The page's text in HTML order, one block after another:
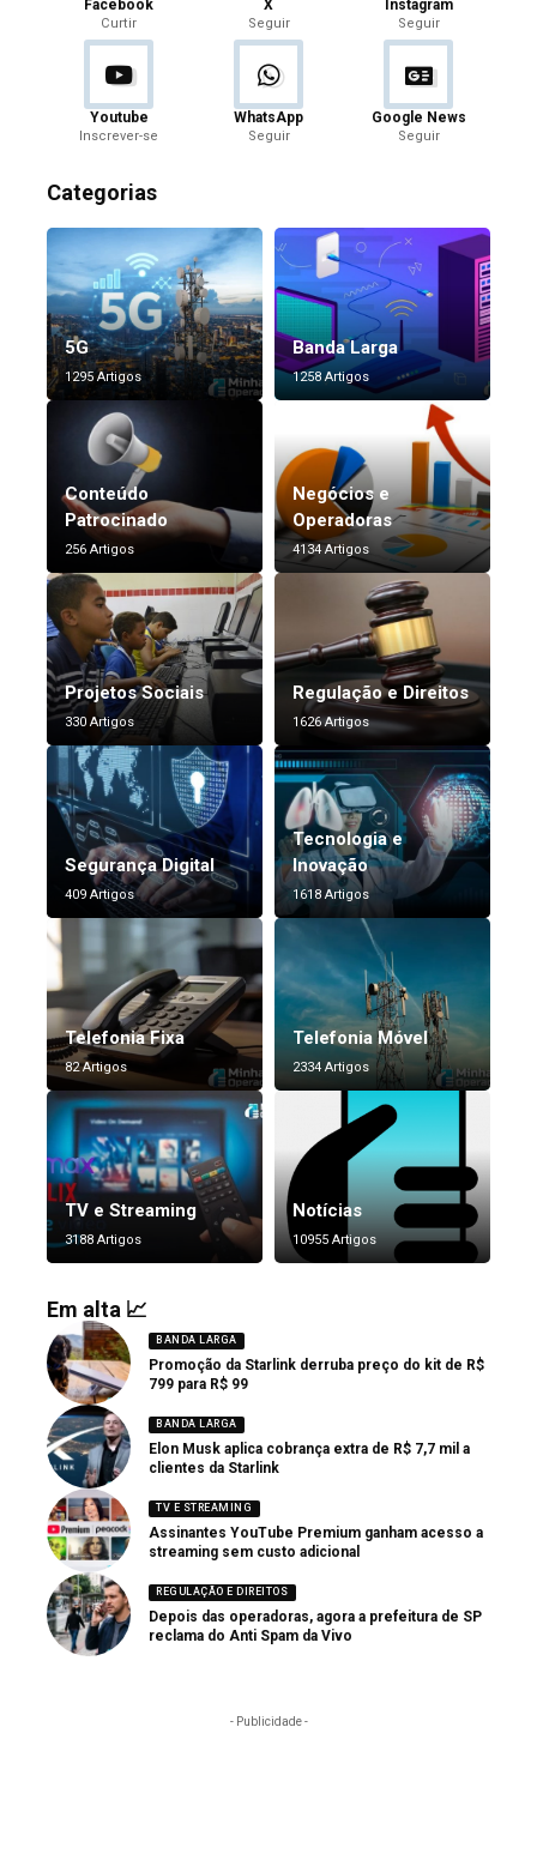
Facebook
Curtir
X
Seguir
Instagram
Seguir
Youtube
Inscrever-se
WhatsApp
Seguir
Google News
Seguir
Categorias
5G
1295 Artigos
Banda Larga
1258 Artigos
Conteúdo
Patrocinado
256 Artigos
Negócios e
Operadoras
4134 Artigos
Projetos Sociais
330 Artigos
Regulação e Direitos
1626 Artigos
Segurança Digital
409 Artigos
Tecnologia e
Inovação
1618 Artigos
Telefonia Fixa
82 Artigos
Telefonia Móvel
2334 Artigos
TV e Streaming
3188 Artigos
Notícias
10955 Artigos
Em alta 📈
BANDA LARGA
Promoção da Starlink derruba preço do kit de R$
799 para R$ 99
BANDA LARGA
Elon Musk aplica cobrança extra de R$ 7,7 mil a
clientes da Starlink
TV E STREAMING
Assinantes YouTube Premium ganham acesso a
streaming sem custo adicional
REGULAÇÃO E DIREITOS
Depois das operadoras, agora a prefeitura de SP
reclama do Anti Spam da Vivo
- Publicidade -